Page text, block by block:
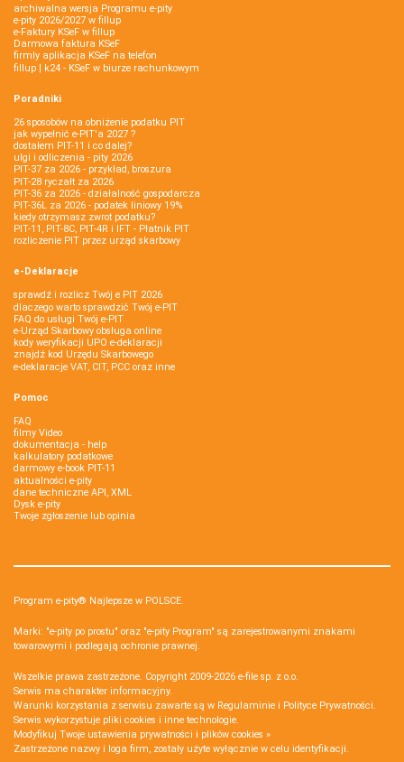
archiwalna wersja Programu e-pity
e-pity 2026/2027 w fillup
e‑Faktury KSeF w fillup
Darmowa faktura KSeF
firmly aplikacja KSeF na telefon
fillup | k24 - KSeF w biurze rachunkowym
Poradniki
26 sposobów na obniżenie podatku PIT
jak wypełnić e-PIT'a 2027 ?
dostałem PIT-11 i co dalej?
ulgi i odliczenia - pity 2026
PIT-37 za 2026 - przykład, broszura
PIT-28 ryczałt za 2026
PIT-36 za 2026 - działalność gospodarcza
PIT-36L za 2026 - podatek liniowy 19%
kiedy otrzymasz zwrot podatku?
PIT-11, PIT-8C, PIT-4R i IFT - Płatnik PIT
rozliczenie PIT przez urząd skarbowy
e-Deklaracje
sprawdź i rozlicz Twój e PIT 2026
dlaczego warto sprawdzić Twój e-PIT
FAQ do usługi Twój e-PIT
e-Urząd Skarbowy obsługa online
kody weryfikacji UPO e-deklaracji
znajdź kod Urzędu Skarbowego
e-deklaracje VAT, CIT, PCC oraz inne
Pomoc
FAQ
filmy Video
dokumentacja - help
kalkulatory podatkowe
darmowy e-book PIT-11
aktualności e-pity
dane techniczne API, XML
Dysk e-pity
Twoje zgłoszenie lub opinia
Program e-pity® Najlepsze w POLSCE.
Marki: "e-pity po prostu" oraz "e-pity Program" są zarejestrowanymi znakami
towarowymi i podlegają ochronie prawnej.
Wszelkie prawa zastrzeżone. Copyright 2009-2026 e-file sp. z o.o.
Serwis ma charakter informacyjny.
Warunki korzystania z serwisu zawarte są w Regulaminie i Polityce Prywatności.
Serwis wykorzystuje pliki cookies i inne technologie.
Modyfikuj Twoje ustawienia prywatności i plików cookies »
Zastrzeżone nazwy i loga firm, zostały użyte wyłącznie w celu identyfikacji.